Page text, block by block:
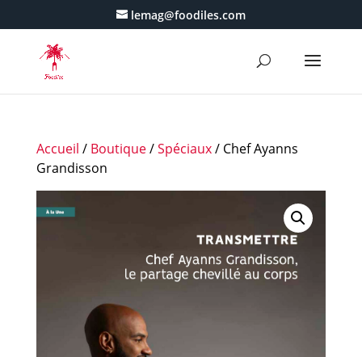
lemag@foodiles.com
Accueil / Boutique/Spéciaux/ Chef Ayanns
Grandisson